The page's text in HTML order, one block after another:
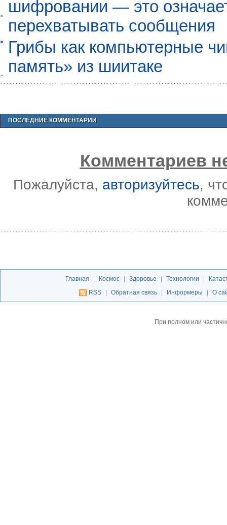
шифровании — это
перехватывать сообщения
Грибы как компьютерные
память» из шиитаке
ПОСЛЕДНИЕ КОММЕНТАРИИ
Комментариев
Пожалуйста, авторизуйтесь,
Главная Космос Здоровье Технологии
RSS
Обратная связь Информеры О
При полном или